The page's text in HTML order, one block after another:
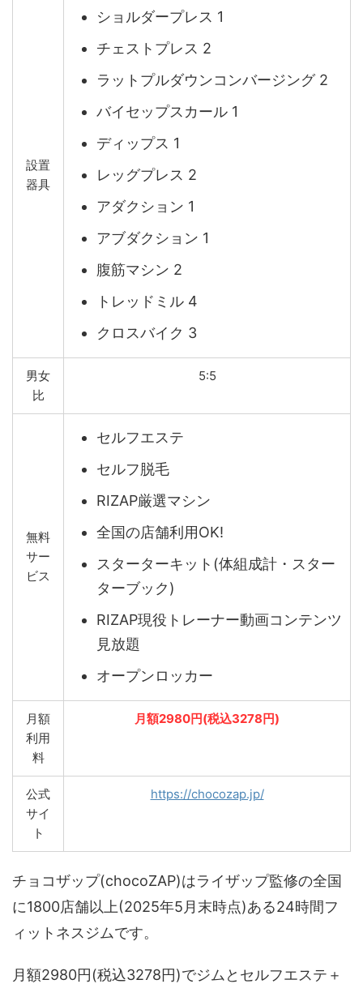
設置
器具
ショルダープレス 1
チェストプレス 2
ラットプルダウンコンバージング 2
バイセップスカール 1
ディップス 1
レッグプレス 2
アダクション 1
アブダクション 1
腹筋マシン 2
トレッドミル 4
クロスバイク 3
男女
比
5:5
無料
サー
ビス
セルフエステ
セルフ脱毛
RIZAP厳選マシン
全国の店舗利用OK!
スターターキット(体組成計・スター
ターブック)
RIZAP現役トレーナー動画コンテンツ
見放題
オープンロッカー
月額
利用
料
月額2980円(税込3278円)
公式
サイ
ト
https://chocozap.jp/
チョコザップ(chocoZAP)はライザップ監修の全国
に1800店舗以上(2025年5月末時点)ある24時間フ
ィットネスジムです。
月額2980円(税込3278円)でジムとセルフエステ＋